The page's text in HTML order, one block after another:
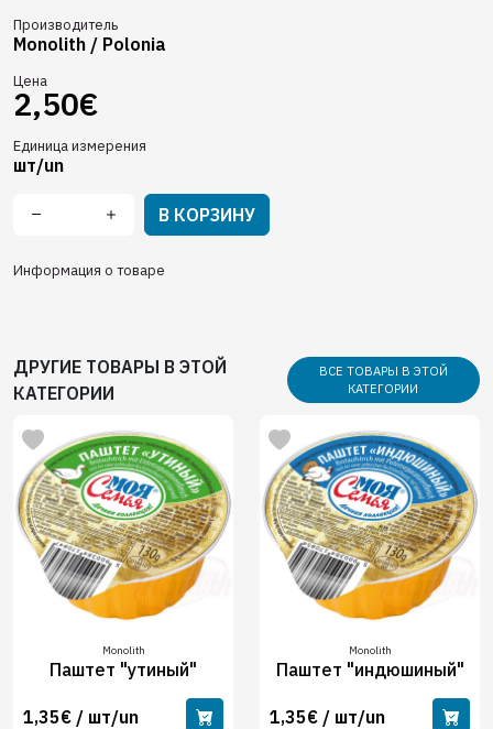
Производитель
Monolith / Polonia
Цена
2,50€
Единица измерения
шт/un
В КОРЗИНУ
Информация о товаре
ДРУГИЕ ТОВАРЫ В ЭТОЙ
КАТЕГОРИИ
ВСЕ ТОВАРЫ В ЭТОЙ
КАТЕГОРИИ
Monolith
Паштет "утиный"
1,35€ / шт/un
Monolith
Паштет "индюшиный"
1,35€ / шт/un